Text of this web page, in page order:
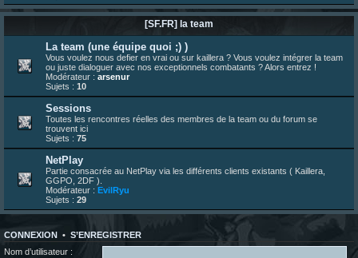
[SF.FR] la team
La team (une équipe quoi ;) )
Vous voulez nous defier en vrai ou sur kaillera ? Vous voulez intégrer la team
ou juste dialoguer avec nos exceptionnels combatants ? Alors entrez !
Modérateur : arsenur
Sujets : 10
Sessions
Toutes les rencontres réelles des membres de la team ou du forum se
trouvent ici
Sujets : 75
NetPlay
Partie consacrée au NetPlay via les différents clients existants ( Kaillera,
GGPO, 2DF ).
Modérateur : EvilRyu
Sujets : 29
CONNEXION • S’ENREGISTRER
Nom d’utilisateur :